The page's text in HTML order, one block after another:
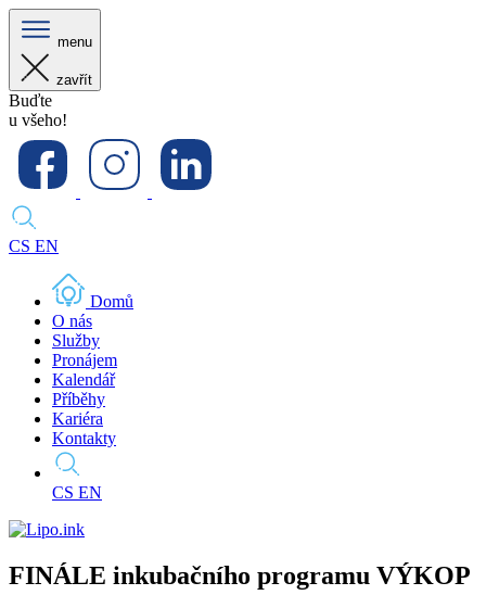
menu
zavřít
Buďte
u všeho!
CS EN
Domů
O nás
Služby
Pronájem
Kalendář
Příběhy
Kariéra
Kontakty
CS EN
FINÁLE inkubačního programu VÝKOP